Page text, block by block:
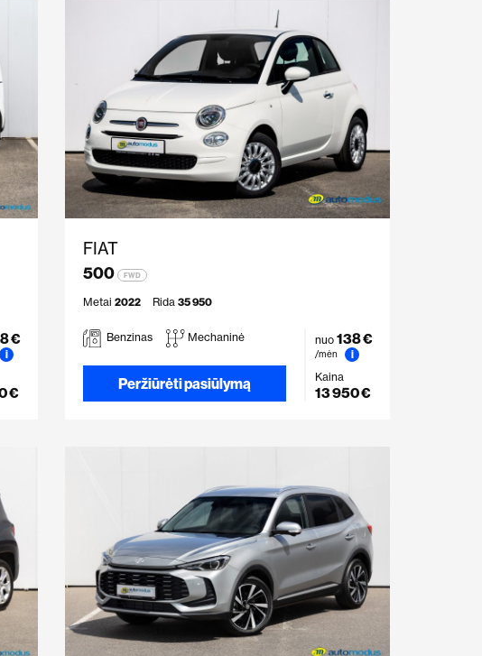
€
i
€
FIAT
500
FWD
Metai 2022 Rida 35 950
Benzinas Mechaninė
Peržiūrėti pasiūlymą
nuo 138 €
/mėn
i
Kaina
13 950 €